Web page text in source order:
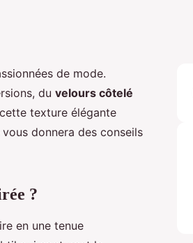
de mode.
du velours côtelé
texture élégante
donnera des conseils
?
en une tenue